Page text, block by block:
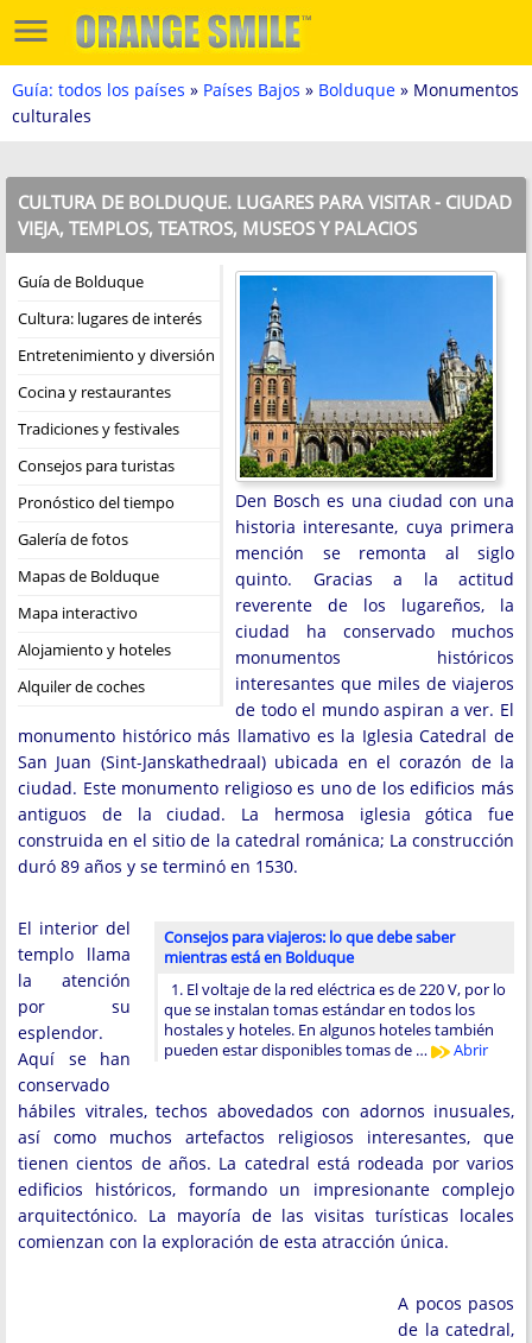
Guía: todos los países » Países Bajos » Bolduque » Monumentos
culturales
CULTURA DE BOLDUQUE. LUGARES PARA VISITAR - CIUDAD
VIEJA, TEMPLOS, TEATROS, MUSEOS Y PALACIOS
Guía de Bolduque
Cultura: lugares de interés
Entretenimiento y diversión
Cocina y restaurantes
Tradiciones y festivales
Consejos para turistas
Pronóstico del tiempo
Galería de fotos
Mapas de Bolduque
Mapa interactivo
Alojamiento y hoteles
Alquiler de coches
Den Bosch es una ciudad con una
historia interesante, cuya primera
mención se remonta al siglo
quinto. Gracias a la actitud
reverente de los lugareños, la
ciudad ha conservado muchos
monumentos históricos
interesantes que miles de viajeros
de todo el mundo aspiran a ver. El
monumento histórico más llamativo es la Iglesia Catedral de
San Juan (Sint-Janskathedraal) ubicada en el corazón de la
ciudad. Este monumento religioso es uno de los edificios más
antiguos de la ciudad. La hermosa iglesia gótica fue
construida en el sitio de la catedral románica; La construcción
duró 89 años y se terminó en 1530.
Consejos para viajeros: lo que debe saber
mientras está en Bolduque
1. El voltaje de la red eléctrica es de 220 V, por lo
que se instalan tomas estándar en todos los
hostales y hoteles. En algunos hoteles también
pueden estar disponibles tomas de …
Abrir
El interior del
templo llama
la atención
por su
esplendor.
Aquí se han
conservado
hábiles vitrales, techos abovedados con adornos inusuales,
así como muchos artefactos religiosos interesantes, que
tienen cientos de años. La catedral está rodeada por varios
edificios históricos, formando un impresionante complejo
arquitectónico. La mayoría de las visitas turísticas locales
comienzan con la exploración de esta atracción única.
A pocos pasos
de la catedral,